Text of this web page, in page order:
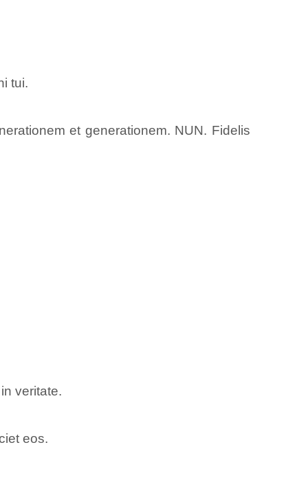
tui.
et generationem. NUN. Fidelis
veritate.
eos.